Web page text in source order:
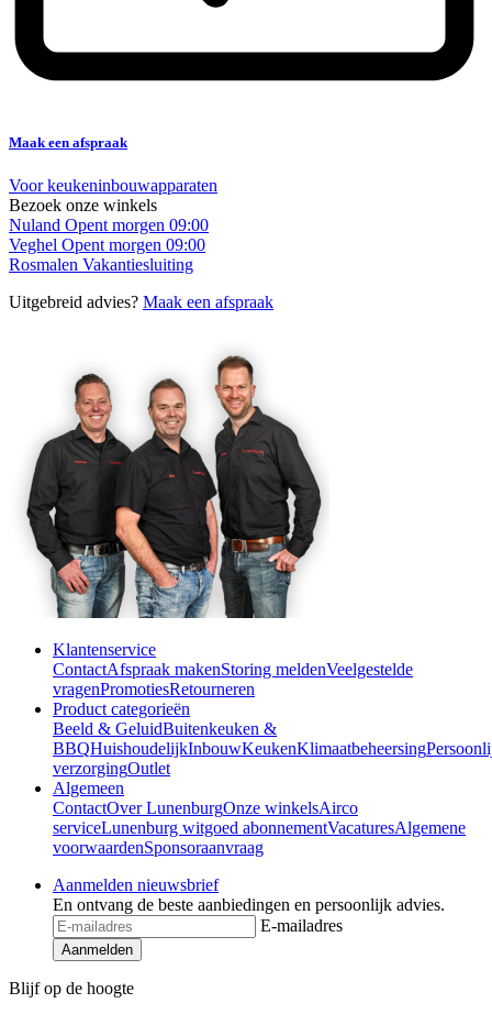
Maak een afspraak
Voor keukeninbouwapparaten
Bezoek onze winkels
Nuland Opent morgen 09:00
Veghel Opent morgen 09:00
Rosmalen Vakantiesluiting
Uitgebreid advies? Maak een afspraak
Klantenservice
ContactAfspraak makenStoring meldenVeelgestelde
vragenPromotiesRetourneren
Product categorieën
Beeld & GeluidBuitenkeuken &
BBQHuishoudelijkInbouwKeukenKlimaatbeheersing
verzorgingOutlet
Algemeen
ContactOver LunenburgOnze winkelsAirco
serviceLunenburg witgoed abonnementVacaturesAlgemene
voorwaardenSponsoraanvraag
Aanmelden nieuwsbrief
En ontvang de beste aanbiedingen en persoonlijk advies.
E-mailadres
Aanmelden
Blijf op de hoogte